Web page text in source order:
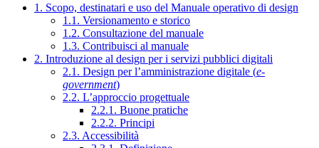
1. Scopo, destinatari e uso del Manuale operativo di design
1.1. Versionamento e storico
1.2. Consultazione del manuale
1.3. Contribuisci al manuale
2. Introduzione al design per i servizi pubblici digitali
2.1. Design per l’amministrazione digitale (e-
government)
2.2. L’approccio progettuale
2.2.1. Buone pratiche
2.2.2. Principi
2.3. Accessibilità